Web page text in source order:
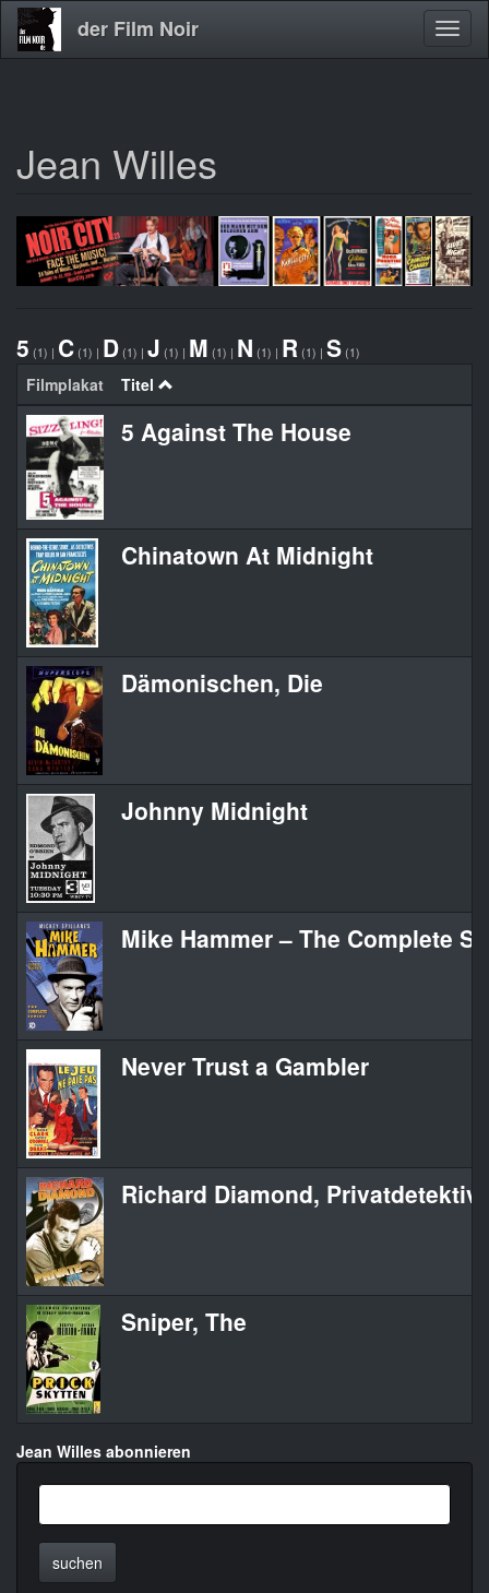
Direkt
zum
der Film Noir
Jean Willes
5 (1) | C (1) | D (1) | J (1) | M (1) | N (1) | R (1) | S (1)
Filmplakat Titel
5 Against The House
Chinatown At Midnight
Dämonischen, Die
Johnny Midnight
Mike Hammer – The Complete
Never Trust a Gambler
Richard Diamond, Privatdetektiv
Sniper, The
Jean Willes abonnieren
suchen